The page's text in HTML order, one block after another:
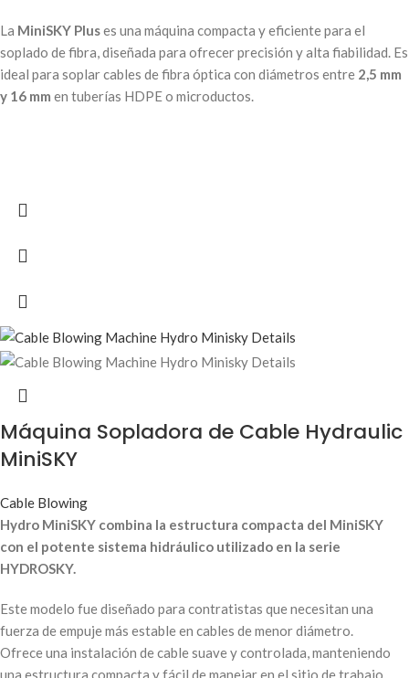
La MiniSKY Pluses una máquina compacta y eficiente para el
soplado de fibra, diseñada para ofrecer precisión y alta fiabilidad. Es
ideal para soplar cables de fibra óptica con diámetros entre 2,5 mm
y 16 mm en tuberías HDPE o microductos.
Máquina Sopladora de Cable Hydraulic
MiniSKY
Cable Blowing
Hydro MiniSKY combina la estructura compacta del MiniSKY
con el potente sistema hidráulico utilizado en la serie
HYDROSKY.
Este modelo fue diseñado para contratistas que necesitan una
fuerza de empuje más estable en cables de menor diámetro.
Ofrece una instalación de cable suave y controlada, manteniendo
una estructura compacta y fácil de manejar en el sitio de trabajo.